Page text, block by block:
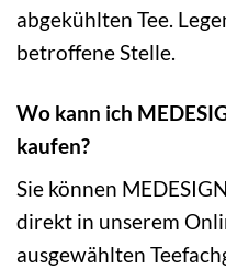
abgekühlten Tee.
betroffene Stelle.
Wo kann ich
kaufen?
Sie können
direkt in unserem
ausgewählten